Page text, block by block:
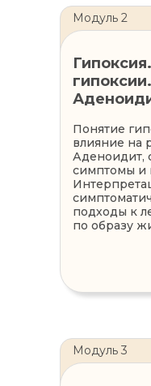
Понятие
влияние на
Аденоидит,
симптомы и
подходы к
по образу
Модуль 2
Модуль 3